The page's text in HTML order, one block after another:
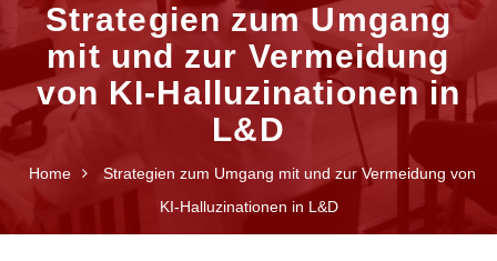
Strategien zum Umgang
mit und zur Vermeidung
von KI-Halluzinationen in
L&D
Home
Strategien zum Umgang mit und zur Vermeidung von
KI-Halluzinationen in L&D